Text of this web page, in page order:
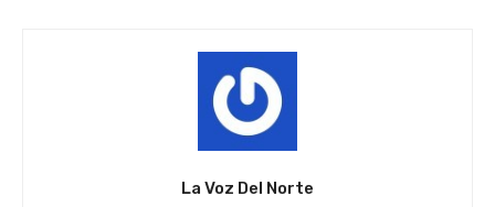
La Voz Del Norte